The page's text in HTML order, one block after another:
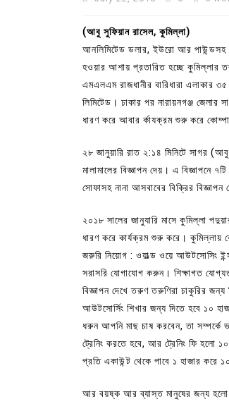
(আবু সুফিয়ান রাসেল, কুমিল্লা)
আনলিমিটেড ডলার, ইউরো আর পাউন্ডসহ
হওয়ার আশায় প্রতারিত হচ্ছে কুমিল্লার
এমএলএম রাজধানীর বারিধারা এলাকার
লিমিটেড। ঢাকার পর নারায়নগঞ্জ জেলার
ধারণ করে আবার র্কাযক্রম শুরু করে
২৮ জানুয়ারি রাত ২:১৪ মিনিটে সাগর
মালামালের বিজ্ঞাপন দেয়। এ বিজ্ঞাপনে
সোফাসহ নানা আসবাবের বিক্রির বিজ্ঞাপন
২০১৮ সালের জানুযারি মাসে কুমিল্লা
ধারণ করে কার্যক্রম শুরু করে। কুমিল্লায়
জরুরি নিয়োগ : ওয়াল্ড ওয়ে আউটসোসিং
সরাসরি যোগাযোগ করুন। শিক্ষাগত
বিজ্ঞাপন দেখে তরুণ তরুণিরা চাকুরির
আউটসোর্সিং শিখার জন্য দিতে হবে ১০
ধরুন আপনি মাছ চাষ করবেন, তা সম্পর্কে
ট্রেনিং করতে হবে, আর ট্রেনিং ফি হলো
প্রতি একাউন্ট থেকে পাবে ১ হাজার
আর বয়ষ্ক আর ব্যাস্ত মানুষের জন্য হলো